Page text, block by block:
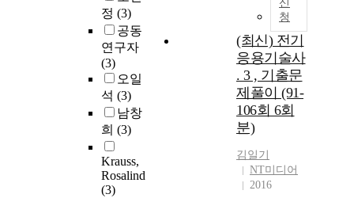
정 (3)
공동
연구자
(3)
오일
석 (3)
남창
희 (3)
Krauss,
Rosalind
(3)
신
청
(최신) 전기
응용기술사
. 3 , 기출문
제풀이 (91-
106회 6회
분)
김일기
NT미디어
2016